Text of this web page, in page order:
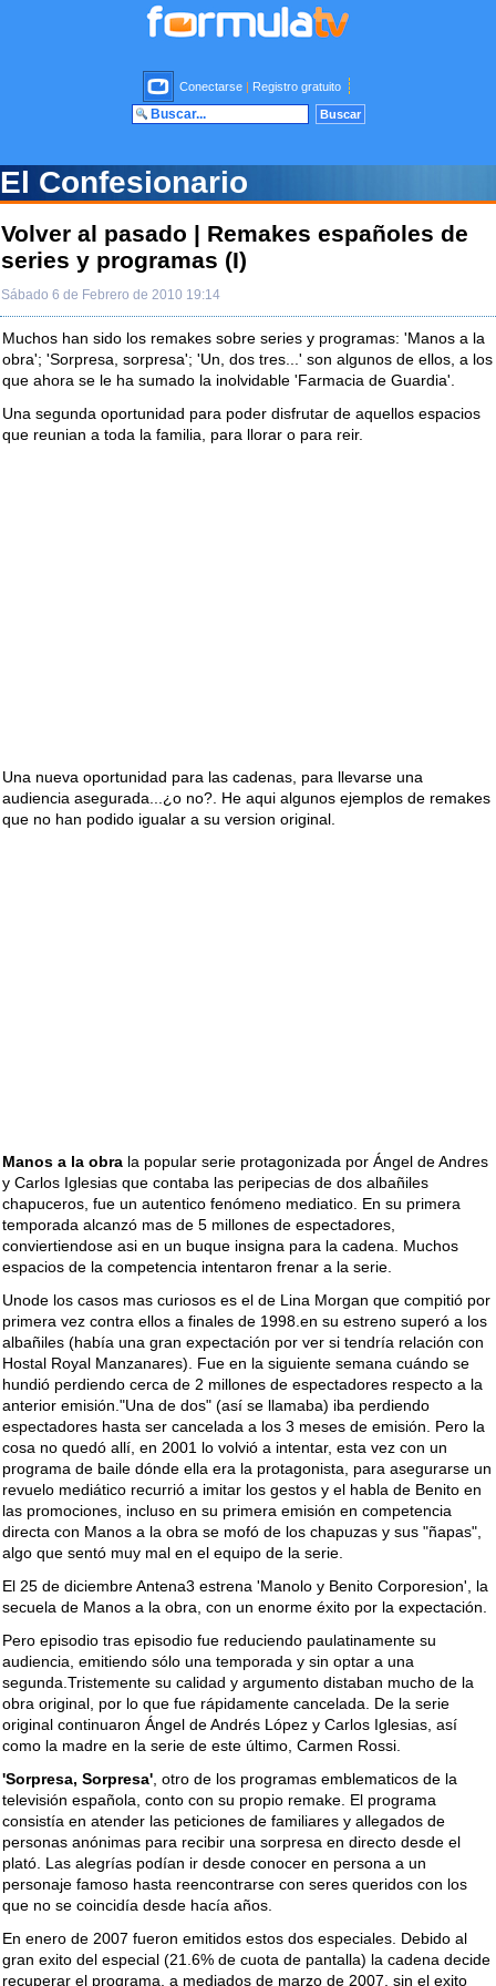
Conectarse | Registro gratuito
El Confesionario
Volver al pasado | Remakes españoles de
series y programas (I)
Sábado 6 de Febrero de 2010 19:14
Muchos han sido los remakes sobre series y programas: 'Manos a la
obra'; 'Sorpresa, sorpresa'; 'Un, dos tres...' son algunos de ellos, a los
que ahora se le ha sumado la inolvidable 'Farmacia de Guardia'.
Una segunda oportunidad para poder disfrutar de aquellos espacios
que reunian a toda la familia, para llorar o para reir.
Una nueva oportunidad para las cadenas, para llevarse una
audiencia asegurada...¿o no?. He aqui algunos ejemplos de remakes
que no han podido igualar a su version original.
Manos a la obra la popular serie protagonizada por Ángel de Andres
y Carlos Iglesias que contaba las peripecias de dos albañiles
chapuceros, fue un autentico fenómeno mediatico. En su primera
temporada alcanzó mas de 5 millones de espectadores,
conviertiendose asi en un buque insigna para la cadena. Muchos
espacios de la competencia intentaron frenar a la serie.
Unode los casos mas curiosos es el de Lina Morgan que compitió por
primera vez contra ellos a finales de 1998.en su estreno superó a los
albañiles (había una gran expectación por ver si tendría relación con
Hostal Royal Manzanares). Fue en la siguiente semana cuándo se
hundió perdiendo cerca de 2 millones de espectadores respecto a la
anterior emisión."Una de dos" (así se llamaba) iba perdiendo
espectadores hasta ser cancelada a los 3 meses de emisión. Pero la
cosa no quedó allí, en 2001 lo volvió a intentar, esta vez con un
programa de baile dónde ella era la protagonista, para asegurarse un
revuelo mediático recurrió a imitar los gestos y el habla de Benito en
las promociones, incluso en su primera emisión en competencia
directa con Manos a la obra se mofó de los chapuzas y sus "ñapas",
algo que sentó muy mal en el equipo de la serie.
El 25 de diciembre Antena3 estrena 'Manolo y Benito Corporesion', la
secuela de Manos a la obra, con un enorme éxito por la expectación.
Pero episodio tras episodio fue reduciendo paulatinamente su
audiencia, emitiendo sólo una temporada y sin optar a una
segunda.Tristemente su calidad y argumento distaban mucho de la
obra original, por lo que fue rápidamente cancelada. De la serie
original continuaron Ángel de Andrés López y Carlos Iglesias, así
como la madre en la serie de este último, Carmen Rossi.
'Sorpresa, Sorpresa' , otro de los programas emblematicos de la
televisión española, conto con su propio remake. El programa
consistía en atender las peticiones de familiares y allegados de
personas anónimas para recibir una sorpresa en directo desde el
plató. Las alegrías podían ir desde conocer en persona a un
personaje famoso hasta reencontrarse con seres queridos con los
que no se coincidía desde hacía años.
En enero de 2007 fueron emitidos estos dos especiales. Debido al
gran exito del especial (21.6% de cuota de pantalla) la cadena decide
recuperar el programa, a mediados de marzo de 2007, sin el exito